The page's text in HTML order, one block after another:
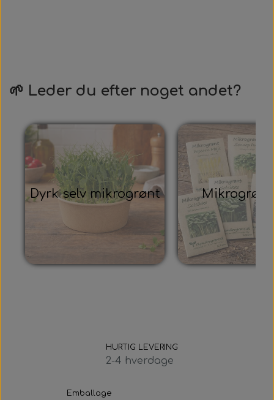
🌱 Leder du efter noget andet?
Dyrk selv mikrogrønt
HURTIG LEVERING
2-4 hverdage
Emballage